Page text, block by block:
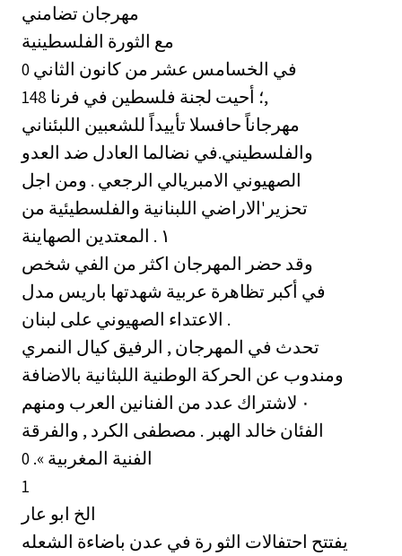
‏مهرجان تضامني
مع الثورة الفلسطينية
0 في الخسامس عشر من كانون الثاني
148 ؛ أحيت لجنة فلسطين في فرنا,
مهرجاناً حافسلا تأييداً للشعبين اللبئناني
والفلسطيني.في نضالما العادل ضد العدو
الصهيوني الامبريالي الرجعي . ومن اجل
تحزير'الاراضي اللبنانية والفلسطيئية من
المعتدين الصهاينة . ‎١‏
‏وقد حضر المهرجان اكثر من الفي شخص
في أكبر تظاهرة عربية شهدتها باريس مدل
الاعتداء الصهيوني على لبنان .
تحدث في المهرجان , الرفيق كيال النمري
ومندوب عن الحركة الوطنية اللبثانية بالاضافة
‎٠‏ لاشتراك عدد من الفنانين العرب ومنهم
الفئان خالد الهبر . مصطفى الكرد , والفرقة
الفنية المغربية ». 0
1
الخ ابو عار
يفتتح احتفالات الثو رة في عدن باضاءة الشعله